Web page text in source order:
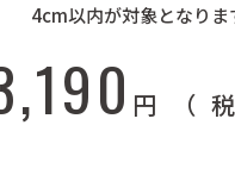
4cm以内が対象となりま
円 （